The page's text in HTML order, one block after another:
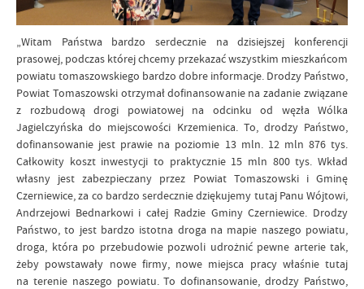
„Witam Państwa bardzo serdecznie na dzisiejszej konferencji
prasowej, podczas której chcemy przekazać wszystkim mieszkańcom
powiatu tomaszowskiego bardzo dobre informacje. Drodzy Państwo,
Powiat Tomaszowski otrzymał dofinansowanie na zadanie związane
z rozbudową drogi powiatowej na odcinku od węzła Wólka
Jagielczyńska do miejscowości Krzemienica. To, drodzy Państwo,
dofinansowanie jest prawie na poziomie 13 mln. 12 mln 876 tys.
Całkowity koszt inwestycji to praktycznie 15 mln 800 tys. Wkład
własny jest zabezpieczany przez Powiat Tomaszowski i Gminę
Czerniewice, za co bardzo serdecznie dziękujemy tutaj Panu Wójtowi,
Andrzejowi Bednarkowi i całej Radzie Gminy Czerniewice. Drodzy
Państwo, to jest bardzo istotna droga na mapie naszego powiatu,
droga, która po przebudowie pozwoli udrożnić pewne arterie tak,
żeby powstawały nowe firmy, nowe miejsca pracy właśnie tutaj
na terenie naszego powiatu. To dofinansowanie, drodzy Państwo,